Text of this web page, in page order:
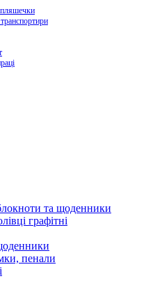
та щоденники
графітні
пенали